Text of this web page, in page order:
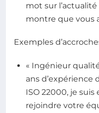
mot sur
montre que vous
Exemples
« Ingénieur
ans d’expérience
ISO 22000, je suis
rejoindre votre